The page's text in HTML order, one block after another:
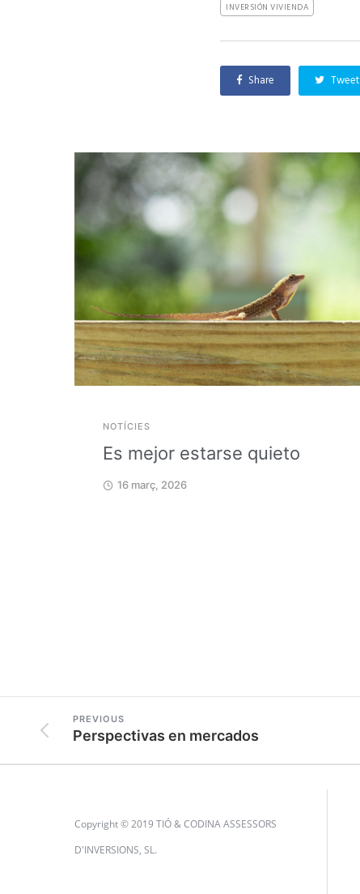
INVERSIÓN VIVIENDA
Share Tweet
NOTÍCIES
Es mejor estarse quieto
16 març, 2026
PREVIOUS
Perspectivas en mercados
Copyright © 2019 TIÓ & CODINA ASSESSORS
D'INVERSIONS, SL.